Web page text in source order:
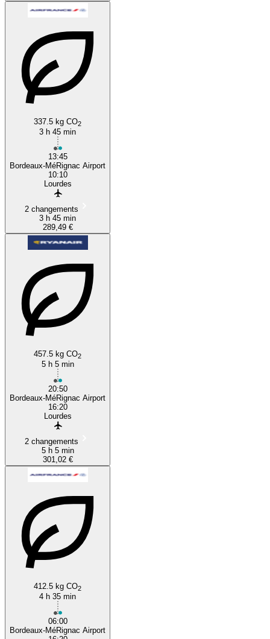
337.5 kg CO2
3 h 45 min
13:45
Bordeaux-MéRignac Airport
10:10
Lourdes
2 changements
3 h 45 min
289,49 €
457.5 kg CO2
5 h 5 min
20:50
Bordeaux-MéRignac Airport
16:20
Lourdes
2 changements
5 h 5 min
301,02 €
412.5 kg CO2
4 h 35 min
06:00
Bordeaux-MéRignac Airport